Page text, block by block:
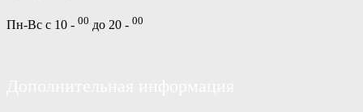
Пн-Вс с 10 - 00 до 20 - 00